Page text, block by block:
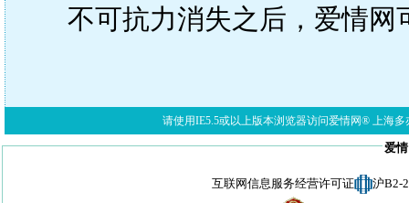
不可抗力消失之后，爱情
请使用IE5.5或以上版本浏览器访问爱情网® 上海多
爱
互联网信息服务经营许可证 沪B2-